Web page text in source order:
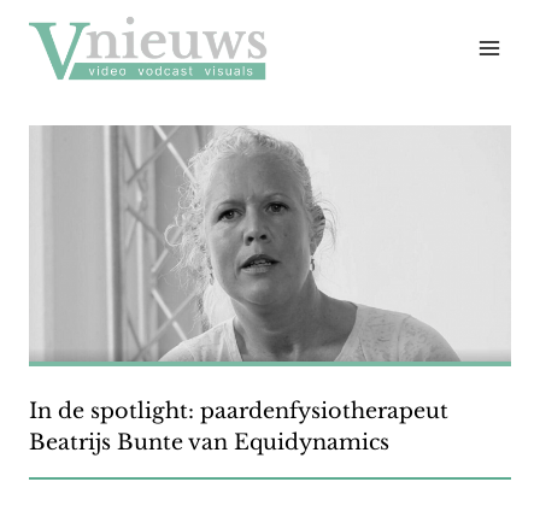
naar
inhoud
In de spotlight: paardenfysiotherapeut
Beatrijs Bunte van Equidynamics